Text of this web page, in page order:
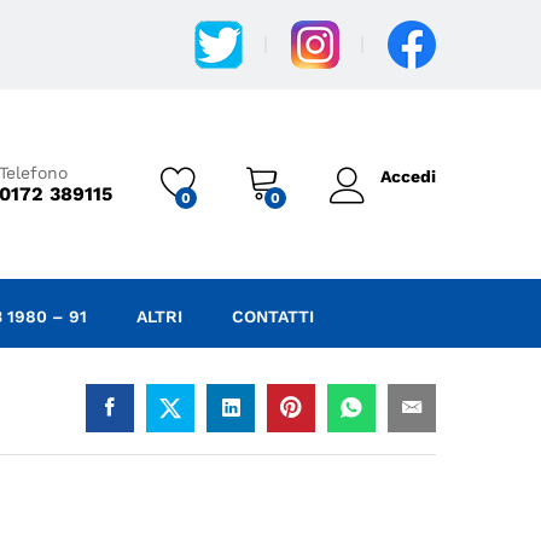
Telefono
0172 389115 0 0
Accedi
1980 – 91 ALTRI CONTATTI
Aggiungi al carrello